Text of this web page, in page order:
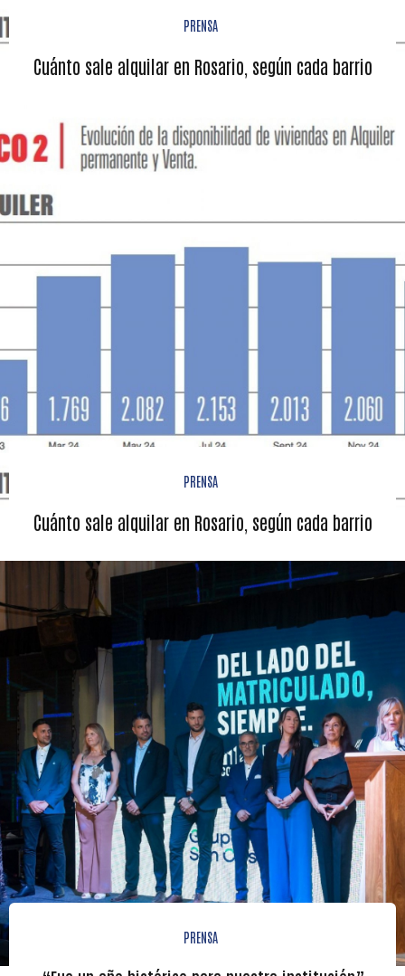
PRENSA
Cuánto sale alquilar en Rosario, según cada barrio
PRENSA
Cuánto sale alquilar en Rosario, según cada barrio
PRENSA